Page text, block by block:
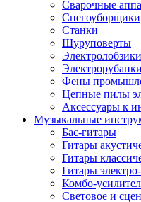
Сварочные
Снегоуборщики
Станки
Шуруповерты
Электролобзики
Электрорубанки
Фены
Цепные пилы
Аксессуары к
Музыкальные
Бас-гитары
Гитары
Гитары
Гитары
Комбо-
Световое и